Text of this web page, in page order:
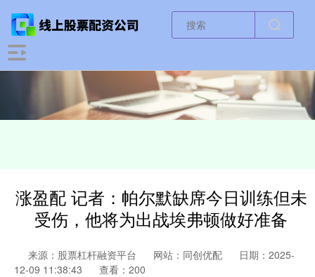
涨盈配 记者：帕尔默缺席今日训练但未
受伤，他将为出战埃弗顿做好准备
来源：股票杠杆融资平台 网站：同创优配
日期：2025-
12-09 11:38:43
查看：200